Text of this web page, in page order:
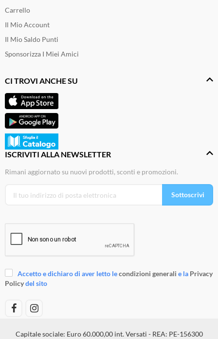
Carrello
Il Mio Account
Il Mio Saldo Punti
Sponsorizza I Miei Amici
CI TROVI ANCHE SU
ISCRIVITI ALLA NEWSLETTER
Rimani aggiornato su nuovi prodotti, sconti e promozioni.
Sottoscrivi
Accetto e dichiaro di aver letto lecondizioni generali e la Privacy
Policydel sito
Capitale sociale: Euro 60.000,00 int. Versati - REA: PE-156300